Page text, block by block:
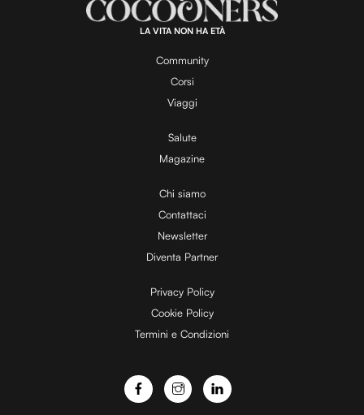
y
V
i
d
e
o
1
0
0
.
0
LA VITA NON HA ETÀ
Community
Corsi
Viaggi
Salute
Magazine
Chi siamo
Contattaci
Newsletter
Diventa Partner
Privacy Policy
Cookie Policy
Termini e Condizioni